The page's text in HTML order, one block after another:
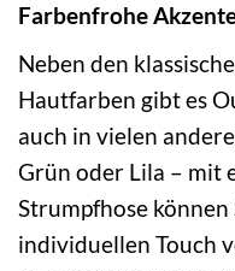
Farbenfrohe
Neben den
Hautfarben gibt es
auch in vielen
Grün oder Lila – mit
Strumpfhose
individuellen Touch